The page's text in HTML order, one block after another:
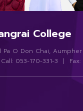
College
Pa O Don Chai,
053-170-331-3 | Fax: